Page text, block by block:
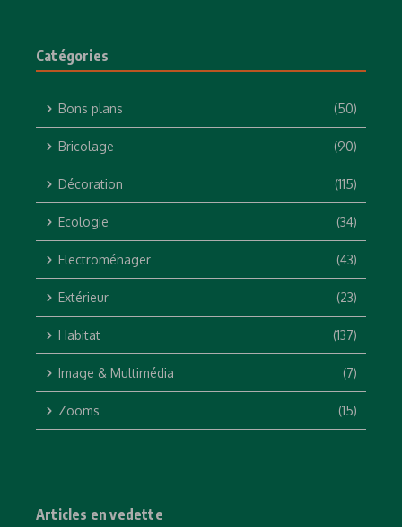
Catégories
Bons plans (50)
Bricolage (90)
Décoration (115)
Ecologie (34)
Electroménager (43)
Extérieur (23)
Habitat (137)
Image & Multimédia (7)
Zooms (15)
Articles en vedette